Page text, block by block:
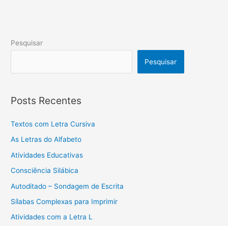
Pesquisar
Pesquisar
Posts Recentes
Textos com Letra Cursiva
As Letras do Alfabeto
Atividades Educativas
Consciência Silábica
Autoditado – Sondagem de Escrita
Sílabas Complexas para Imprimir
Atividades com a Letra L